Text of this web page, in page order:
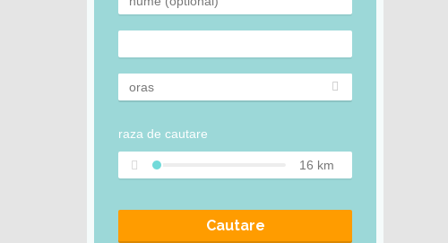
raza de cautare
16 km
Cautare